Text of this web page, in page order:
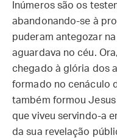
Inúmeros são os
abandonando-se à
puderam antegozar
aguardava no céu.
chegado à glória dos
formado no cenáculo
também formou
que viveu servindo-a
da sua revelação